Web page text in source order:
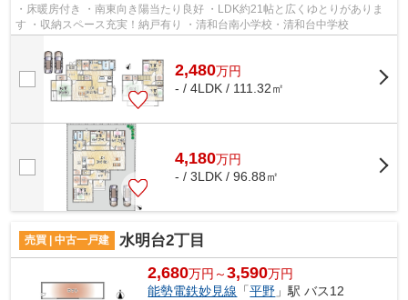
・床暖房付き ・南東向き陽当たり良好 ・LDK約21帖と広くゆとりがありま
す ・収納スペース充実！納戸有り ・清和台南小学校・清和台中学校
2,480万円
- / 4LDK / 111.32㎡
4,180万円
- / 3LDK / 96.88㎡
売買 | 中古一戸建 水明台2丁目
2,680万円～3,590万円
能勢電鉄妙見線 「平野 」駅 バス12